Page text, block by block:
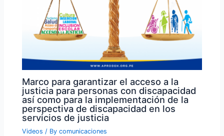
Marco para garantizar el acceso a la
justicia para personas con discapacidad
así como para la implementación de la
perspectiva de discapacidad en los
servicios de justicia
Videos / Bycomunicaciones